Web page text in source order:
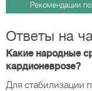
Рекомендации
Ответы на
Какие народные
кардионеврозе?
Для стабилизации